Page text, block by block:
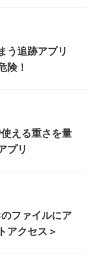
う追跡アプリ
険！
える重さを量
プリ
ファイルにア
アクセス＞